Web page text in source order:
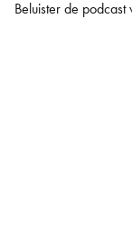
Beluister de podcast